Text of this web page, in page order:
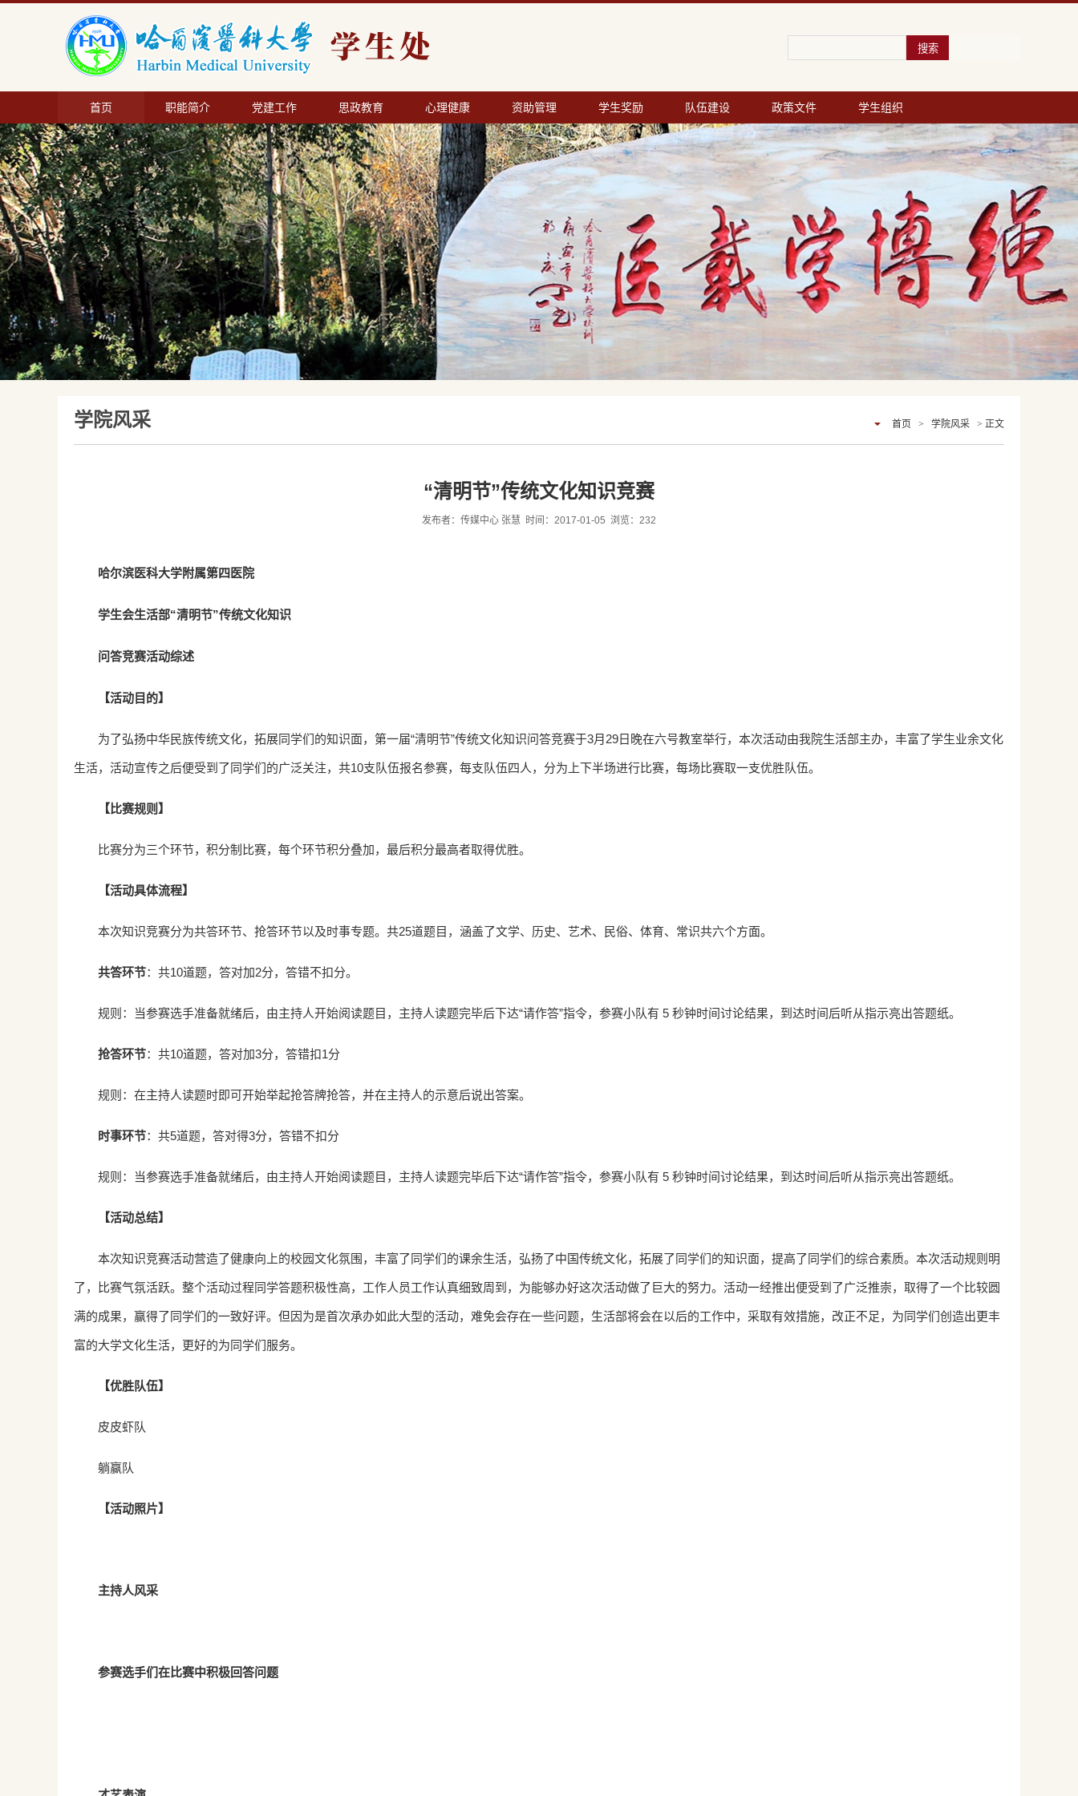
首页 职能简介 党建工作 思政教育 心理健康 资助管理 学生奖励 队伍建设 政策文件 学生组织
学院风采 首页 > 学院风采 > 正文
“清明节”传统文化知识竞赛
发布者：传媒中心 张慧 时间：2017-01-05 浏览： 232
哈尔滨医科大学附属第四医院
学生会生活部“清明节”传统文化知识
问答竞赛活动综述
【活动目的】
为了弘扬中华民族传统文化，拓展同学们的知识面，第一届“清明节”传统文化知识问答竞赛于3月29日晚在六号教室举行，本次活动由我院生活部主办，丰富了学生业余文化
生活，活动宣传之后便受到了同学们的广泛关注，共10支队伍报名参赛，每支队伍四人，分为上下半场进行比赛，每场比赛取一支优胜队伍。
【比赛规则】
比赛分为三个环节，积分制比赛，每个环节积分叠加，最后积分最高者取得优胜。
【活动具体流程】
本次知识竞赛分为共答环节、抢答环节以及时事专题。共25道题目，涵盖了文学、历史、艺术、民俗、体育、常识共六个方面。
共答环节：共10道题，答对加2分，答错不扣分。
规则：当参赛选手准备就绪后，由主持人开始阅读题目，主持人读题完毕后下达“请作答”指令，参赛小队有 5 秒钟时间讨论结果，到达时间后听从指示亮出答题纸。
抢答环节：共10道题，答对加3分，答错扣1分
规则：在主持人读题时即可开始举起抢答牌抢答，并在主持人的示意后说出答案。
时事环节：共5道题，答对得3分，答错不扣分
规则：当参赛选手准备就绪后，由主持人开始阅读题目，主持人读题完毕后下达“请作答”指令，参赛小队有 5 秒钟时间讨论结果，到达时间后听从指示亮出答题纸。
【活动总结】
本次知识竞赛活动营造了健康向上的校园文化氛围，丰富了同学们的课余生活，弘扬了中国传统文化，拓展了同学们的知识面，提高了同学们的综合素质。本次活动规则明
了，比赛气氛活跃。整个活动过程同学答题积极性高，工作人员工作认真细致周到，为能够办好这次活动做了巨大的努力。活动一经推出便受到了广泛推崇，取得了一个比较圆
满的成果，赢得了同学们的一致好评。但因为是首次承办如此大型的活动，难免会存在一些问题，生活部将会在以后的工作中，采取有效措施，改正不足，为同学们创造出更丰
富的大学文化生活，更好的为同学们服务。
【优胜队伍】
皮皮虾队
躺赢队
【活动照片】
主持人风采
参赛选手们在比赛中积极回答问题